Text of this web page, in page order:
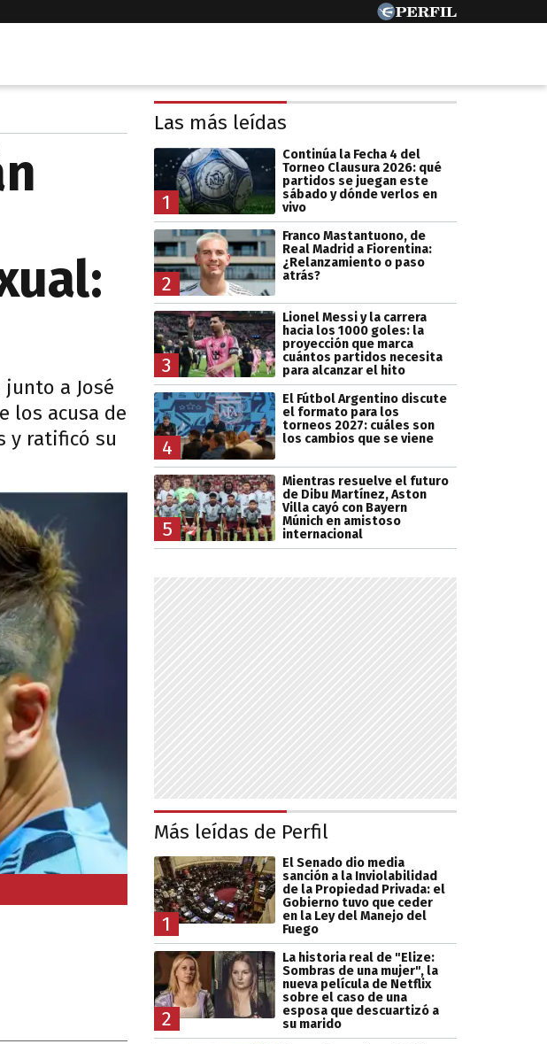
a José
los acusa de
y ratificó su
Las más leídas
1
Continúa la Fecha 4 del
Torneo Clausura 2026: qué
partidos se juegan este
sábado y dónde verlos en
vivo
2
Franco Mastantuono, de
Real Madrid a Fiorentina:
¿Relanzamiento o paso
atrás?
3
Lionel Messi y la carrera
hacia los 1000 goles: la
proyección que marca
cuántos partidos necesita
para alcanzar el hito
4
El Fútbol Argentino discute
el formato para los
torneos 2027: cuáles son
los cambios que se viene
5
Mientras resuelve el futuro
de Dibu Martínez, Aston
Villa cayó con Bayern
Múnich en amistoso
internacional
Más leídas de Perfil
1
El Senado dio media
sanción a la Inviolabilidad
de la Propiedad Privada: el
Gobierno tuvo que ceder
en la Ley del Manejo del
Fuego
2
La historia real de "Elize:
Sombras de una mujer", la
nueva película de Netflix
sobre el caso de una
esposa que descuartizó a
su marido